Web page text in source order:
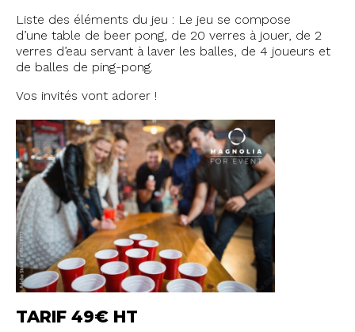
Liste des éléments du jeu : Le jeu se compose
d’une table de beer pong, de 20 verres à jouer, de 2
verres d’eau servant à laver les balles, de 4 joueurs et
de balles de ping-pong.
Vos invités vont adorer !
TARIF 49€ HT